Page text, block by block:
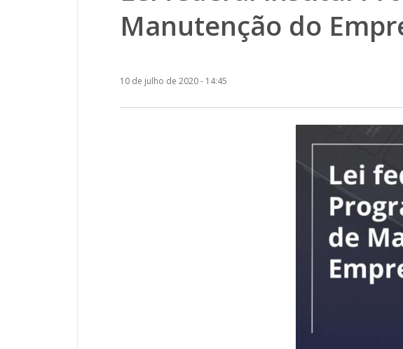
Manutenção do
10 de julho de 2020 - 14:45